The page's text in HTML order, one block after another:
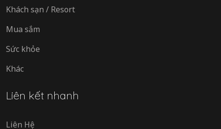
Khách sạn / Resort
Mua sắm
Sức khỏe
Khác
Liên kết nhanh
Liên Hệ